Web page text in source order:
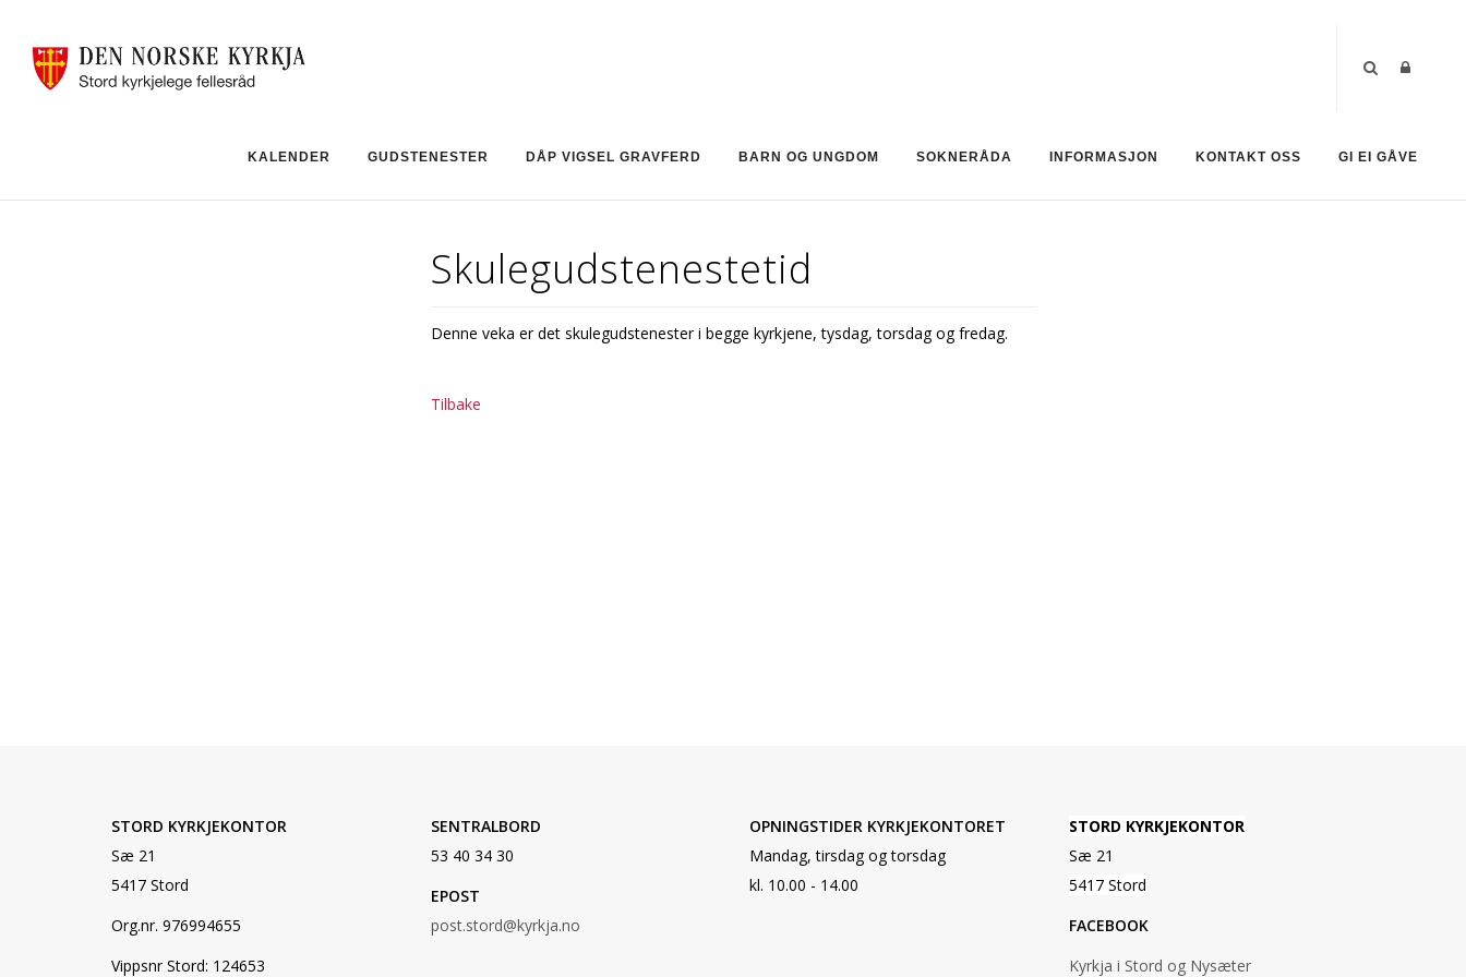
KALENDER GUDSTENESTER DÅP VIGSEL GRAVFERD BARN OG UNGDOM SOKNERÅDA INFORMASJON KONTAKT OSS GI EI GÅVE
Skulegudstenestetid
Denne veka er det skulegudstenester i begge kyrkjene, tysdag, torsdag og fredag.
Tilbake
STORD KYRKJEKONTOR
Sæ 21
5417 Stord
Org.nr. 976994655
Vippsnr Stord: 124653
SENTRALBORD
53 40 34 30
EPOST
post.stord@kyrkja.no
OPNINGSTIDER KYRKJEKONTORET
Mandag, tirsdag og torsdag
kl. 10.00 - 14.00
STORD KYRKJEKONTOR
Sæ 21
5417 Stord
FACEBOOK
Kyrkja i Stord og Nysæter